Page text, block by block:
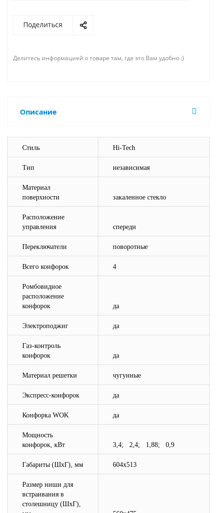
Поделиться
Делитесь информацией о товаре там, где это Вам удобно :)
Описание
Стиль Hi-Tech
Тип независимая
Материал
поверхности
закаленное стекло
Расположение
управления
спереди
Переключатели поворотные
Всего конфорок 4
Ромбовидное
расположение
конфорок
да
Электроподжиг да
Газ-контроль
конфорок
да
Материал решетки чугунные
Экспресс-конфорок да
Конфорка WOK да
Мощность
конфорок, кВт
3,4; 2,4; 1,88; 0,9
Габариты (ШхГ), мм 604x513
Размер ниши для
встраивания в
столешницу (ШхГ),